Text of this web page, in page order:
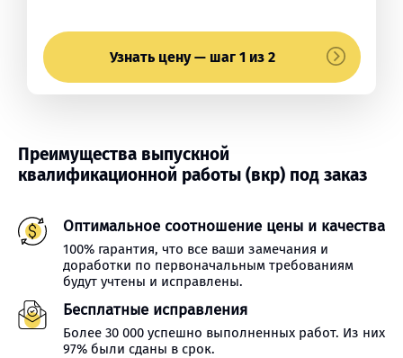
Узнать цену — шаг 1 из 2
Преимущества выпускной
квалификационной работы (вкр) под заказ
Оптимальное соотношение цены и качества
100% гарантия, что все ваши замечания и
доработки по первоначальным требованиям
будут учтены и исправлены.
Бесплатные исправления
Более 30 000 успешно выполненных работ. Из них
97% были сданы в срок.